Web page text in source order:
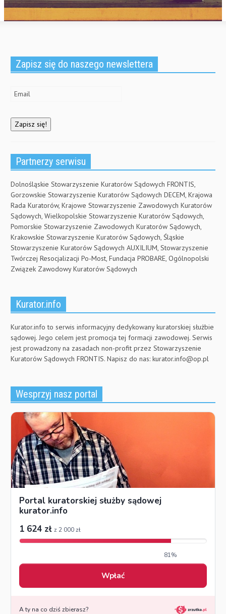
Zapisz się do naszego newslettera
Partnerzy serwisu
Dolnośląskie Stowarzyszenie Kuratorów Sądowych FRONTIS,
Gorzowskie Stowarzyszenie Kuratorów Sądowych DECEM, Krajowa
Rada Kuratorów, Krajowe Stowarzyszenie Zawodowych Kuratorów
Sądowych, Wielkopolskie Stowarzyszenie Kuratorów Sądowych,
Pomorskie Stowarzyszenie Zawodowych Kuratorów Sądowych,
Krakowskie Stowarzyszenie Kuratorów Sądowych, Śląskie
Stowarzyszenie Kuratorów Sądowych AUXILIUM, Stowarzyszenie
Twórczej Resocjalizacji Po-Most, Fundacja PROBARE, Ogólnopolski
Związek Zawodowy Kuratorów Sądowych
Kurator.info
Kurator.info to serwis informacyjny dedykowany kuratorskiej służbie
sądowej. Jego celem jest promocja tej formacji zawodowej. Serwis
jest prowadzony na zasadach non-profit przez Stowarzyszenie
Kuratorów Sądowych FRONTIS. Napisz do nas: kurator.info@op.pl
Wesprzyj nasz portal